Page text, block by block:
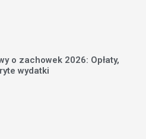
o zachowek 2026: Opłaty,
wydatki